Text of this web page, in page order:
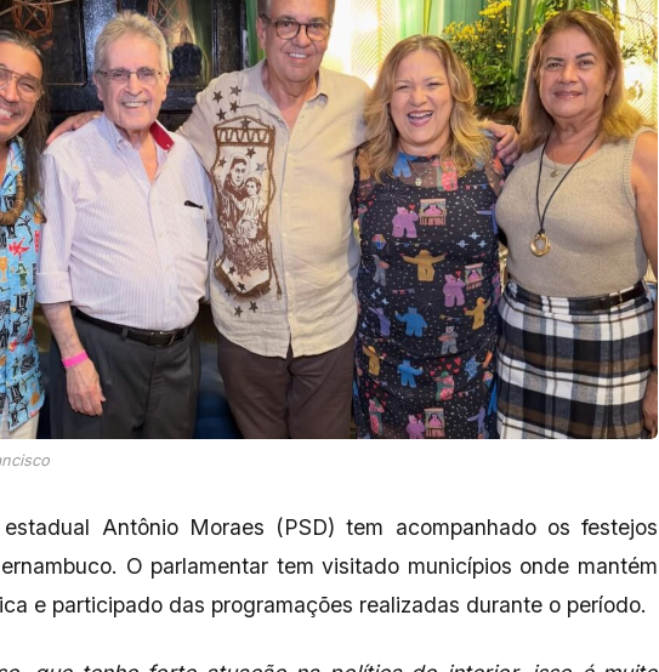
Antônio Moraes (PSD) tem acompanhado os festejos
O parlamentar tem visitado municípios onde mantém
e participado das programações realizadas durante o período.